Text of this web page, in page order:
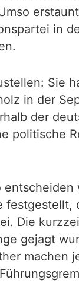
in
Sie
in der
der
politische
festgestellt,
Die
gejagt
machen